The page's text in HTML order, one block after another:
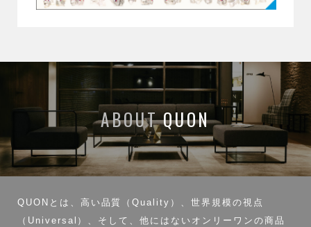
ABOUT QUON
QUONとは、高い品質（Quality）、世界規模の視点
（Universal）、そして、他にはないオンリーワンの商品